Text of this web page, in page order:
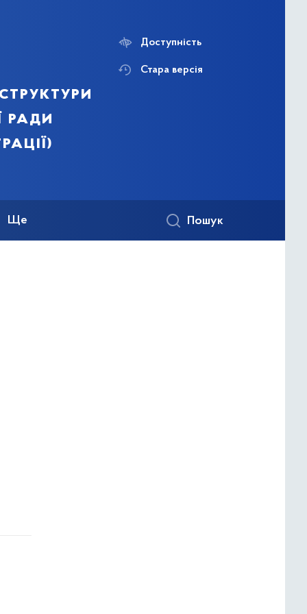
ради
Доступність
Стара версія
Ще Пошук